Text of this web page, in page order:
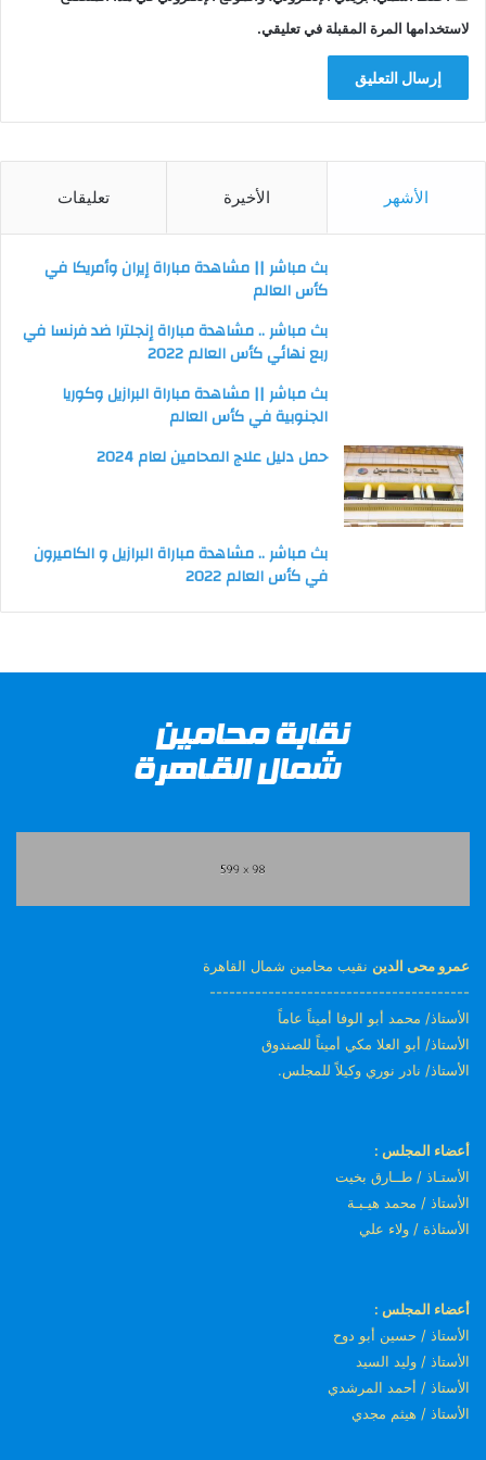
لاستخدامها المرة المقبلة في تعليقي.
الأشهر الأخيرة تعليقات
بث مباشر || مشاهدة مباراة إيران وأمريكا في
كأس العالم
بث مباشر .. مشاهدة مباراة إنجلترا ضد فرنسا في
ربع نهائي كأس العالم 2022
بث مباشر || مشاهدة مباراة البرازيل وكوريا
الجنوبية في كأس العالم
حمل دليل علاج المحامين لعام 2024
بث مباشر .. مشاهدة مباراة البرازيل و الكاميرون
في كأس العالم 2022
عمرو محى الدين نقيب محامين شمال القاهرة
----------------------------------------
الأستاذ/ محمد أبو الوفا أميناً عاماً
الأستاذ/ أبو العلا مكي أميناً للصندوق
الأستاذ/ نادر نوري وكيلاً للمجلس.
أعضاء المجلس :
الأستـاذ / طــارق بخيت
الأستاذ / محمد هيـبـة
الأستاذة / ولاء علي
أعضاء المجلس :
الأستاذ / حسين أبو دوح
الأستاذ / وليد السيد
الأستاذ / أحمد المرشدي
الأستاذ / هيثم مجدي